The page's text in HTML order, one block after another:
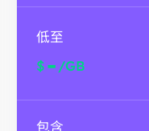
低至
$- /GB
包含